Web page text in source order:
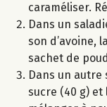
caraméliser.
Dans un
son d’avoine,
sachet de
Dans un autre
sucre (40 g)